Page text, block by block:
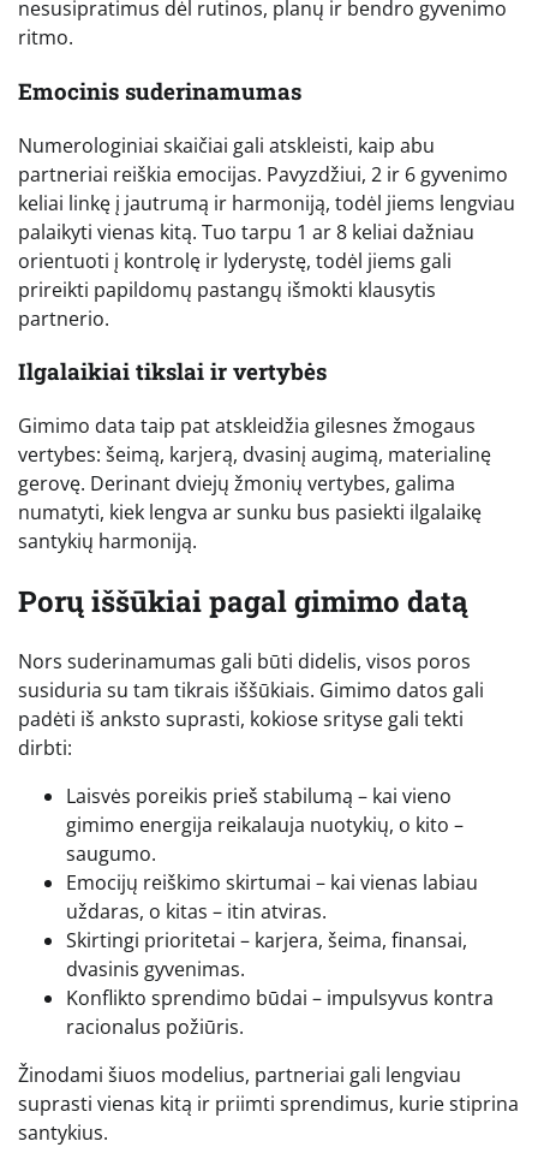
nesusipratimus dėl rutinos, planų ir bendro gyvenimo
ritmo.
Emocinis suderinamumas
Numerologiniai skaičiai gali atskleisti, kaip abu
partneriai reiškia emocijas. Pavyzdžiui, 2 ir 6 gyvenimo
keliai linkę į jautrumą ir harmoniją, todėl jiems lengviau
palaikyti vienas kitą. Tuo tarpu 1 ar 8 keliai dažniau
orientuoti į kontrolę ir lyderystę, todėl jiems gali
prireikti papildomų pastangų išmokti klausytis
partnerio.
Ilgalaikiai tikslai ir vertybės
Gimimo data taip pat atskleidžia gilesnes žmogaus
vertybes: šeimą, karjerą, dvasinį augimą, materialinę
gerovę. Derinant dviejų žmonių vertybes, galima
numatyti, kiek lengva ar sunku bus pasiekti ilgalaikę
santykių harmoniją.
Porų iššūkiai pagal gimimo datą
Nors suderinamumas gali būti didelis, visos poros
susiduria su tam tikrais iššūkiais. Gimimo datos gali
padėti iš anksto suprasti, kokiose srityse gali tekti
dirbti:
Laisvės poreikis prieš stabilumą – kai vieno
gimimo energija reikalauja nuotykių, o kito –
saugumo.
Emocijų reiškimo skirtumai – kai vienas labiau
uždaras, o kitas – itin atviras.
Skirtingi prioritetai – karjera, šeima, finansai,
dvasinis gyvenimas.
Konflikto sprendimo būdai – impulsyvus kontra
racionalus požiūris.
Žinodami šiuos modelius, partneriai gali lengviau
suprasti vienas kitą ir priimti sprendimus, kurie stiprina
santykius.